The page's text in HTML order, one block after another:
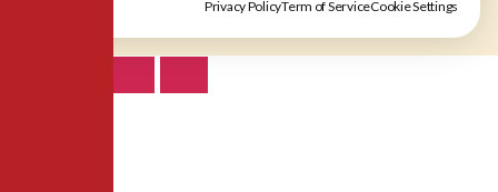
Cookie Settings
Term of Service
Privacy Policy